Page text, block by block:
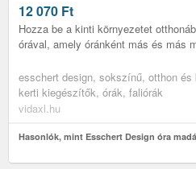
12 070 Ft
Hozza be a kinti környezetet
órával, amely óránként más és más
esschert design, sokszínű, otthon
kerti kiegészítők, órák, faliórák
vidaxl.hu
Hasonlók, mint Esschert Design óra